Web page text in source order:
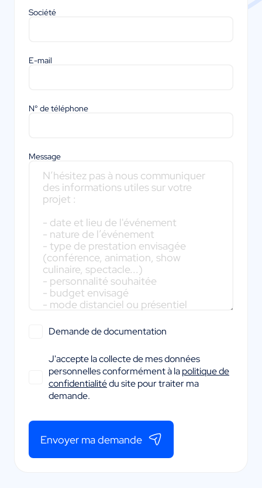
Société
E-mail
N° de téléphone
Message
Demande de documentation
J'accepte la collecte de mes données
personnelles conformément à lapolitique de
confidentialitédu site pour traiter ma
demande.
Envoyer ma demande